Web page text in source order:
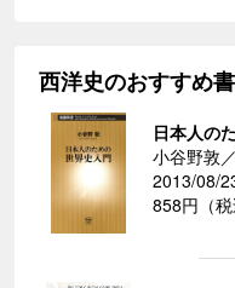
西洋史のおすすめ
日本人の
小谷野敦
2013/08/
858円（税